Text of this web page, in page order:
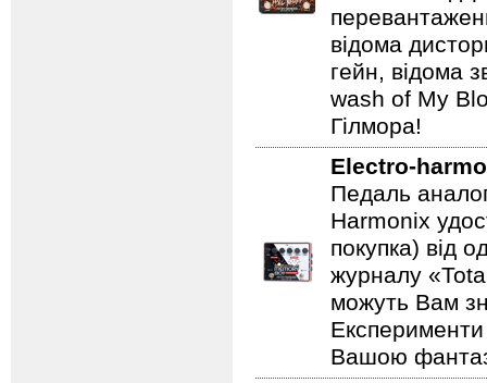
відома
гейн, відома
wash of My
Гілмора!
Electro-
Педаль
Harmonix
покупка) від
журналу
можуть Вам
Вашою